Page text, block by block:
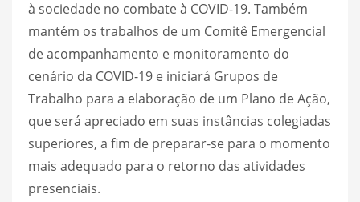
à sociedade no combate à COVID-19. Também
mantém os trabalhos de um Comitê Emergencial
de acompanhamento e monitoramento do
cenário da COVID-19 e iniciará Grupos de
Trabalho para a elaboração de um Plano de Ação,
que será apreciado em suas instâncias colegiadas
superiores, a fim de preparar-se para o momento
mais adequado para o retorno das atividades
presenciais.